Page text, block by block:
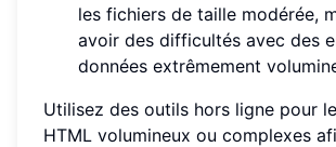
les fichiers de taille modérée,
avoir des difficultés avec des
données extrêmement
Utilisez des outils hors ligne pour
HTML volumineux ou complexes